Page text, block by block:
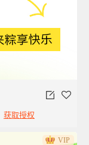
获取授权
VIP